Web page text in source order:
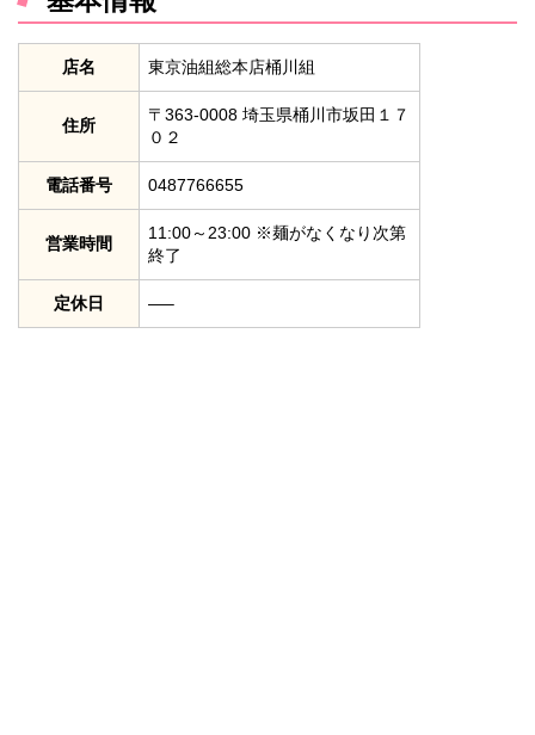
店名 東京油組総本店桶川組
住所
〒363-0008 埼玉県桶川市坂田１７
０２
電話番号 0487766655
営業時間
11:00～23:00 ※麺がなくなり次第
終了
定休日 —–